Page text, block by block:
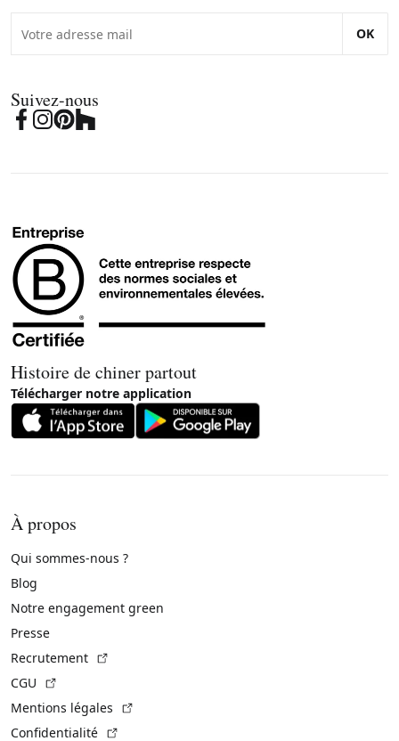
OK
Suivez-nous
Histoire de chiner partout
Télécharger notre application
À propos
Qui sommes-nous ?
Blog
Notre engagement green
Presse
Recrutement
CGU
Mentions légales
Confidentialité